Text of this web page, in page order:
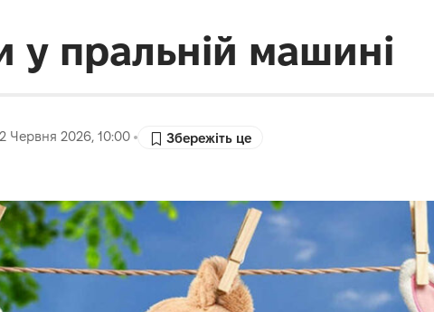
у пральній машині
Червня 2026, 10:00